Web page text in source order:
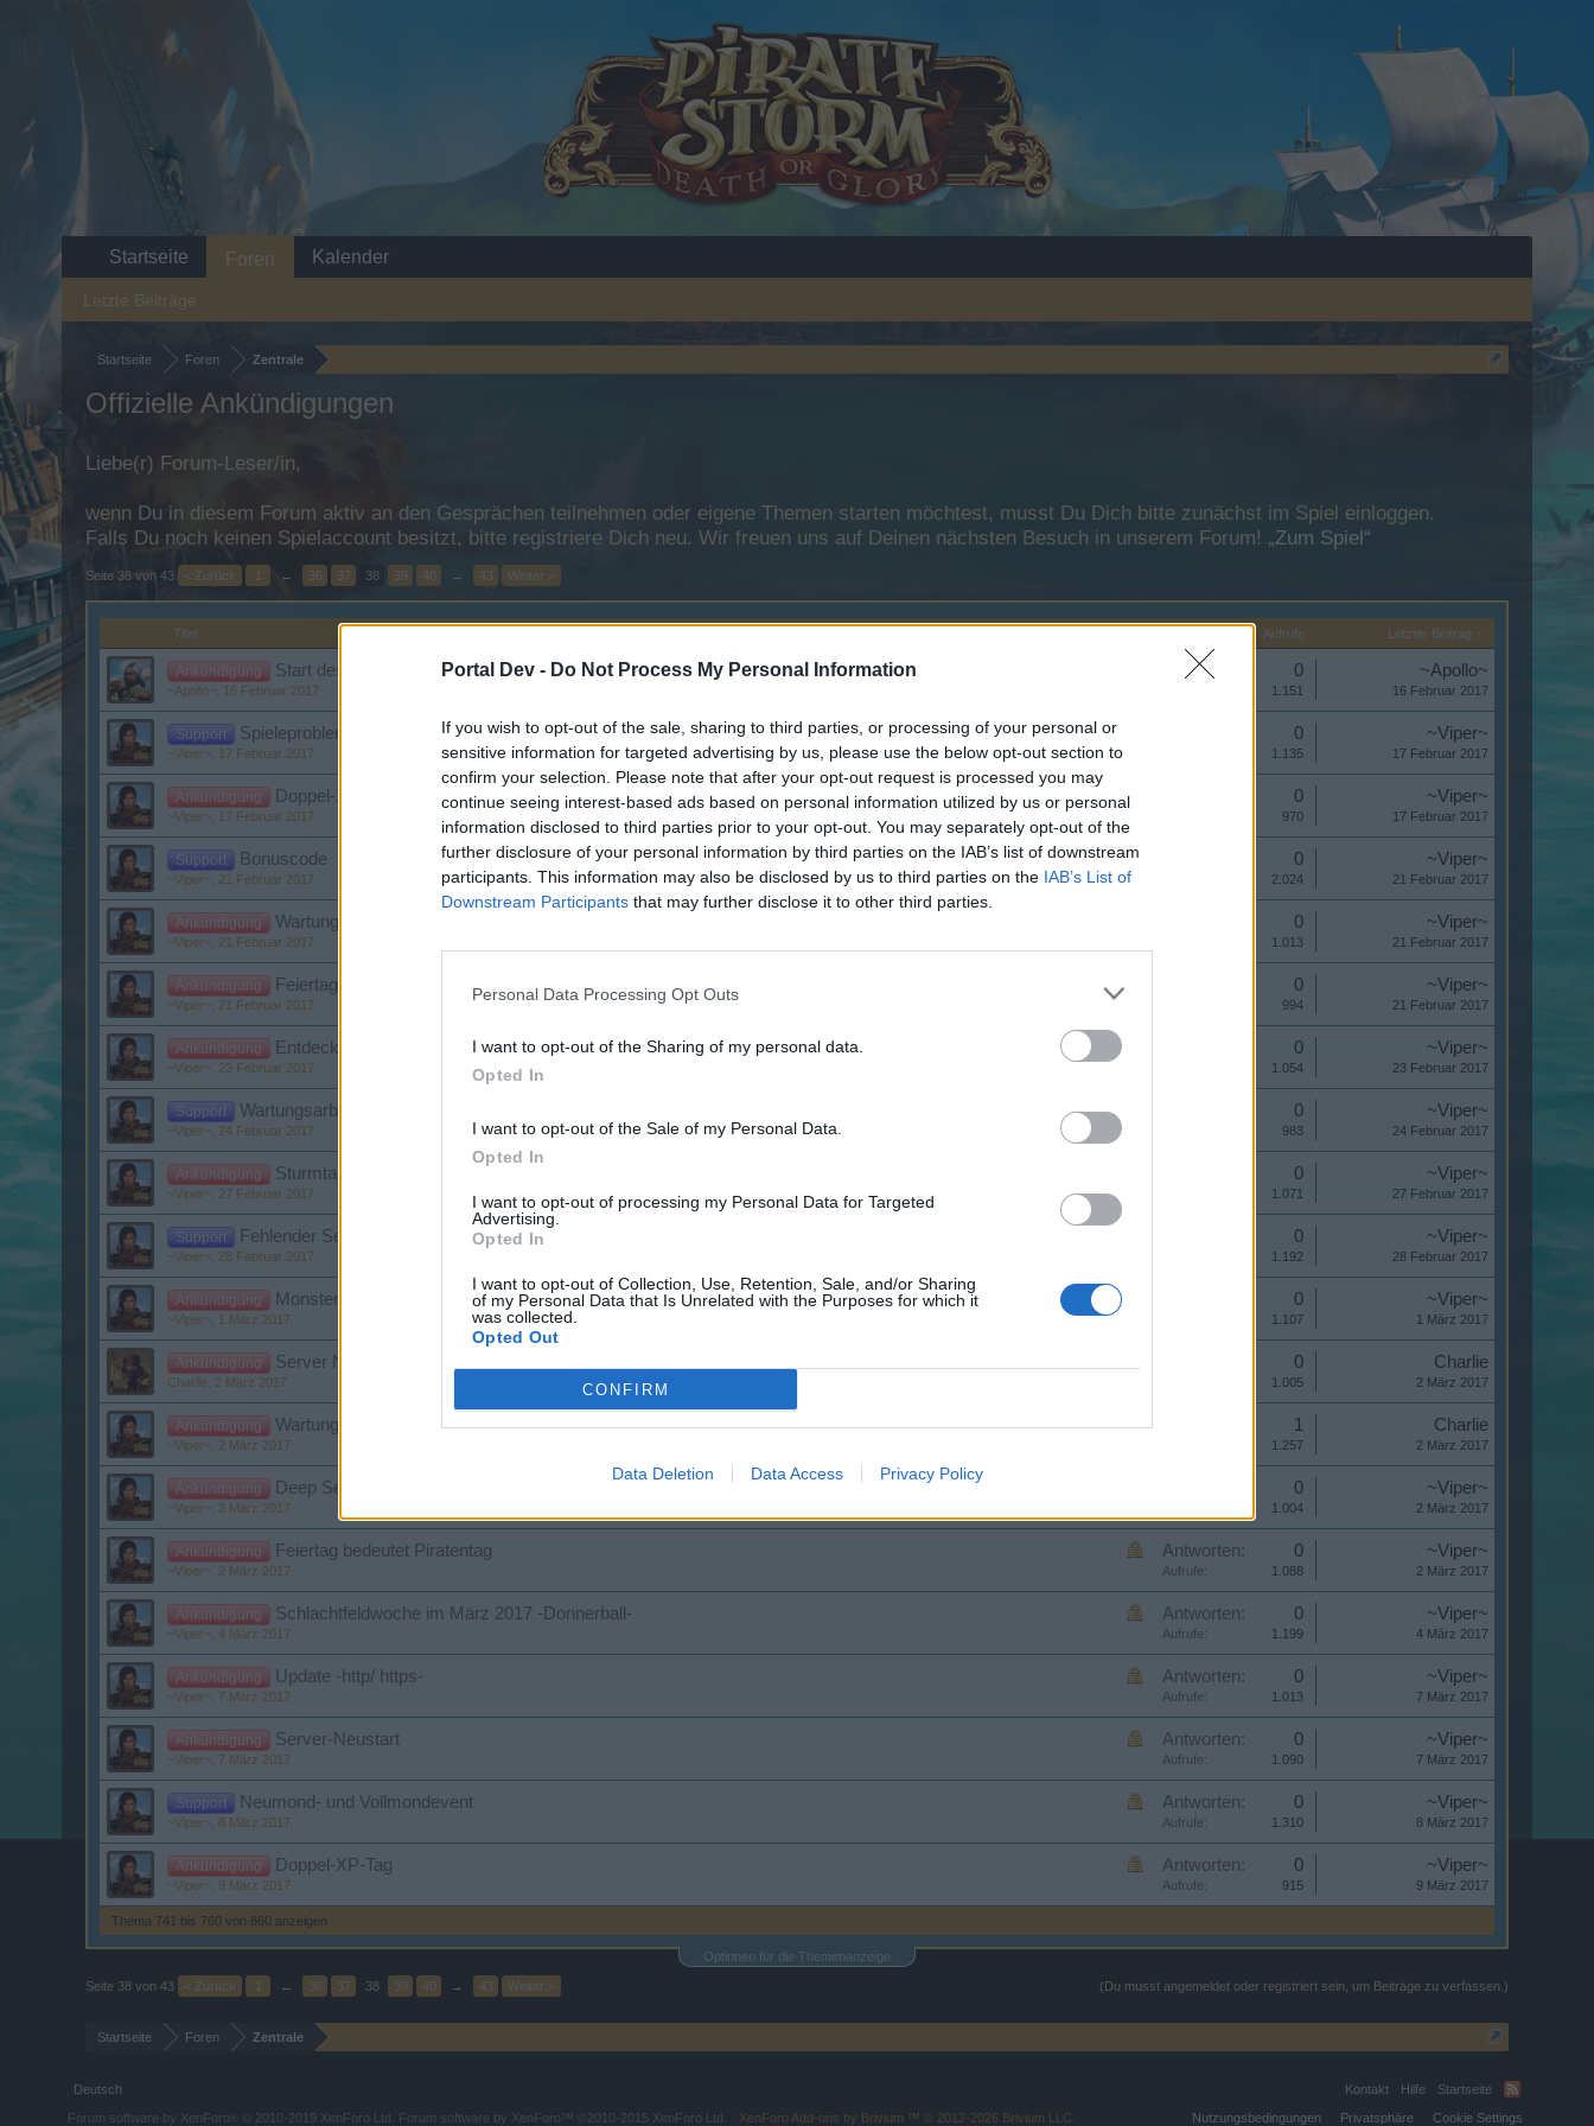
Portal Dev - Do Not Process My Personal Information
If you wish to opt-out of the sale, sharing to third parties, or processing of your personal or
sensitive information for targeted advertising by us, please use the below opt-out section to
confirm your selection. Please note that after your opt-out request is processed you may
continue seeing interest-based ads based on personal information utilized by us or personal
information disclosed to third parties prior to your opt-out. You may separately opt-out of the
further disclosure of your personal information by third parties on the IAB’s list of downstream
participants. This information may also be disclosed by us to third parties on the IAB’s List of
Downstream Participants that may further disclose it to other third parties.
Personal Data Processing Opt Outs
I want to opt-out of the Sharing of my personal data.
Opted In
I want to opt-out of the Sale of my Personal Data.
Opted In
I want to opt-out of processing my Personal Data for Targeted
Advertising.
Opted In
I want to opt-out of Collection, Use, Retention, Sale, and/or Sharing
of my Personal Data that Is Unrelated with the Purposes for which it
was collected.
Opted Out
CONFIRM
Data Deletion Data Access Privacy Policy
Startseite Foren Zentrale
Offizielle Ankündigungen
Liebe(r) Forum-Leser/in,
wenn Du in diesem Forum aktiv an den Gesprächen teilnehmen oder eigene Themen starten möchtest, musst Du Dich bitte zunächst im Spiel einloggen.
Falls Du noch keinen Spielaccount besitzt, bitte registriere Dich neu. Wir freuen uns auf Deinen nächsten Besuch in unserem Forum! „Zum Spiel“
Seite 38 von 43 < Zurück 1 ← 36 37 38 39 40 → 43 Weiter >
Titel Aufrufe Letzter Beitrag ↑
Ankündigung Start des Valentins Events
~Apollo~ 16 Februar 2017
Antworten: 0
1.151
~Apollo~
16 Februar 2017
Support Spieleprobleme
~Viper~ 17 Februar 2017
0
1.135
~Viper~
17 Februar 2017
Ankündigung Doppel-XP-Tag
~Viper~ 17 Februar 2017
0
970
~Viper~
17 Februar 2017
Support Bonuscode
~Viper~ 21 Februar 2017
0
2.024
~Viper~
21 Februar 2017
Ankündigung Wartungsarbeiten -US-Server-
~Viper~ 21 Februar 2017
0
1.013
~Viper~
21 Februar 2017
Ankündigung Feiertag bedeutet Piratentag
~Viper~ 21 Februar 2017
0
994
~Viper~
21 Februar 2017
Ankündigung Entdeckerfahrt
~Viper~ 23 Februar 2017
0
1.054
~Viper~
23 Februar 2017
Support Wartungsarbeiten US/Latam-Server
~Viper~ 24 Februar 2017
0
983
~Viper~
24 Februar 2017
Ankündigung Sturmtag im März 2017
~Viper~ 27 Februar 2017
0
1.071
~Viper~
27 Februar 2017
Support Fehlender Serverneustart
~Viper~ 28 Februar 2017
0
1.192
~Viper~
28 Februar 2017
Ankündigung Monsterjagd
~Viper~ 1 März 2017
0
1.107
~Viper~
1 März 2017
Ankündigung Server Neustart
Charlie 2 März 2017
0
1.005
Charlie
2 März 2017
Ankündigung Wartungsarbeiten
~Viper~ 2 März 2017
1
1.257
Charlie
2 März 2017
Ankündigung Deep Sea Diver/Tag der versunkenen Schätze
~Viper~ 2 März 2017
0
1.004
~Viper~
2 März 2017
Ankündigung Feiertag bedeutet Piratentag
~Viper~ 2 März 2017
Antworten: 0
Aufrufe: 1.088
~Viper~
2 März 2017
Ankündigung Schlachtfeldwoche im März 2017 -Donnerball-
~Viper~ 4 März 2017
Antworten: 0
Aufrufe: 1.199
~Viper~
4 März 2017
Ankündigung Update -http/ https-
~Viper~ 7 März 2017
Antworten: 0
Aufrufe: 1.013
~Viper~
7 März 2017
Ankündigung Server-Neustart
~Viper~ 7 März 2017
Antworten: 0
Aufrufe: 1.090
~Viper~
7 März 2017
Support Neumond- und Vollmondevent
~Viper~ 8 März 2017
Antworten: 0
Aufrufe: 1.310
~Viper~
8 März 2017
Ankündigung Doppel-XP-Tag
~Viper~ 9 März 2017
Antworten: 0
Aufrufe: 915
~Viper~
9 März 2017
Thema 741 bis 760 von 860 anzeigen
Optionen für die Themenanzeige
(Du musst angemeldet oder registriert sein, um Beiträge zu verfassen.)
Seite 38 von 43 < Zurück 1 ← 36 37 38 39 40 → 43 Weiter >
Startseite Foren Zentrale
Startseite Foren
Letzte Beiträge
Kalender
Deutsch Kontakt Hilfe
Startseite
Nutzungsbedingungen
Privatsphäre Cookie Settings
Forum software by XenForo © 2010-2019 XenForo Ltd. Forum software by XenForo™ ©2010-2015 XenForo Ltd. XenForo Add-ons by Brivium ™ © 2012-2026 Brivium LLC.